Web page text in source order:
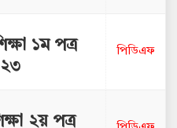
১ম পত্র
পিডিএফ
২য় পত্র